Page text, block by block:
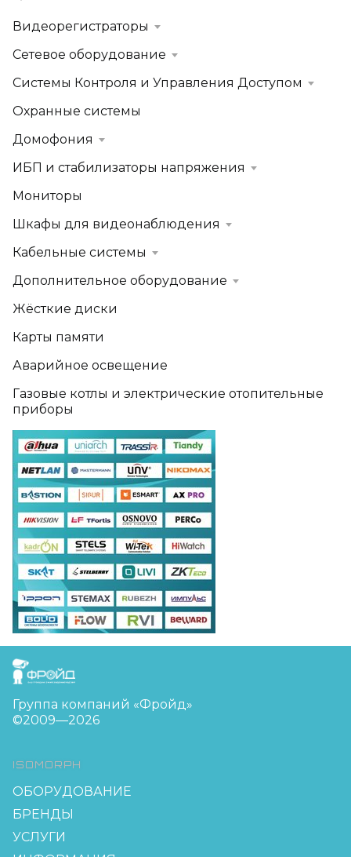
Видеорегистраторы
Сетевое оборудование
Системы Контроля и Управления Доступом
Охранные системы
Домофония
ИБП и стабилизаторы напряжения
Мониторы
Шкафы для видеонаблюдения
Кабельные системы
Дополнительное оборудование
Жёсткие диски
Карты памяти
Аварийное освещение
Газовые котлы и электрические отопительные
приборы
FreudGroup
Группа компаний «Фройд»
©2009—2026
ISOMORPH
ОБОРУДОВАНИЕ
БРЕНДЫ
УСЛУГИ